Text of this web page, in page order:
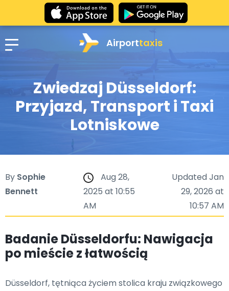
Airporttaxis
Zwiedzaj Düsseldorf:
Przyjazd, Transport i Taxi
Lotniskowe
By Sophie
Bennett
Aug 28,
2025 at 10:55
AM
Updated Jan
29, 2026 at
10:57 AM
Badanie Düsseldorfu: Nawigacja
po mieście z łatwością
Düsseldorf, tętniąca życiem stolica kraju związkowego